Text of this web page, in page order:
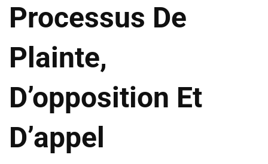
Processus De
Plainte,
D’opposition Et
D’appel